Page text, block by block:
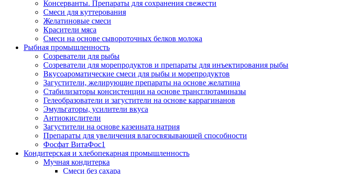
Консерванты. Препараты для сохранения свежести
Смеси для куттерования
Желатиновые смеси
Красители мяса
Смеси на основе сывороточных белков молока
Рыбная промышленность
Созреватели для рыбы
Созреватели для морепродуктов и препараты для инъектирования рыбы
Вкусоароматические смеси для рыбы и морепродуктов
Загустители, желирующие препараты на основе желатина
Стабилизаторы консистенции на основе трансглютаминазы
Гелеобразователи и загустители на основе каррагинанов
Эмульгаторы, усилители вкуса
Антиокислители
Загустители на основе казеината натрия
Препараты для увеличения влагосвязывающей способности
Фосфат ВитаФос1
Кондитерская и хлебопекарная промышленность
Мучная кондитерка
Смеси без сахара